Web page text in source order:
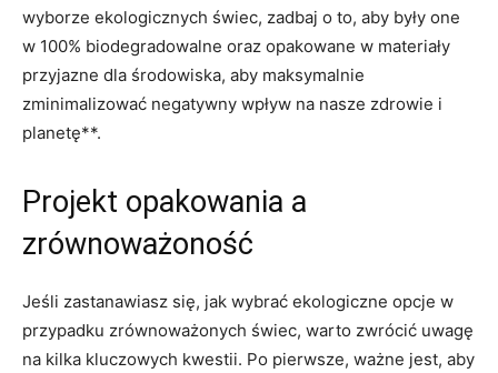
⁢wyborze ‌ekologicznych świec, zadbaj o ‌to,⁤ aby były⁣ one
w 100%‌ biodegradowalne oraz⁤ opakowane‌ w materiały
przyjazne dla środowiska, aby maksymalnie⁣
zminimalizować negatywny wpływ na nasze zdrowie i
planetę**.
Projekt opakowania a
zrównoważoność
Jeśli zastanawiasz się, jak wybrać ekologiczne opcje w​
przypadku zrównoważonych świec, warto zwrócić uwagę
‌na⁣ kilka​ kluczowych kwestii. Po pierwsze, ważne jest, ⁢aby